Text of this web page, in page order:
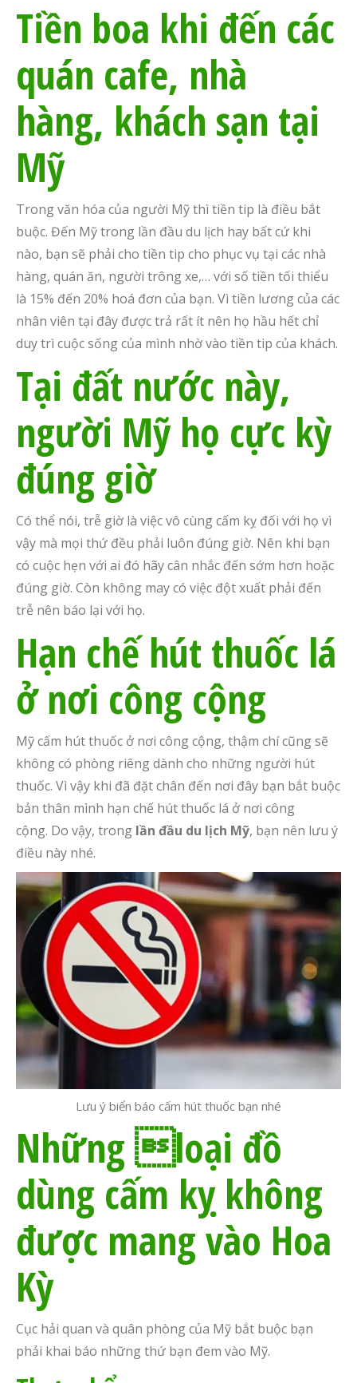
Tiền boa khi đến các
quán cafe, nhà
hàng, khách sạn tại
Mỹ
Trong văn hóa của người Mỹ thì tiền tip là điều bắt
buộc. Đến Mỹ trong lần đầu du lịch hay bất cứ khi
nào, bạn sẽ phải cho tiền tip cho phục vụ tại các nhà
hàng, quán ăn, người trông xe,… với số tiền tối thiểu
là 15% đến 20% hoá đơn của bạn. Vì tiền lươngcủa các
nhân viên tại đây được trả rất ít nên họ hầu hết chỉ
duytrìcuộc sống của mình nhờ vào tiền tip của khách.
Tại đất nước này,
người Mỹ họ cực kỳ
đúng giờ
Có thể nói, trễ giờ là việc vô cùng cấm kỵ đối với họ vì
vậy mà mọi thứ đều phải luôn đúng giờ. Nên khi bạn
có cuộc hẹn với ai đó hãy cân nhắc đến sớm hơn hoặc
đúng giờ. Còn không may có việc đột xuất phải đến
trễ nên báo lại với họ.
Hạn chế hút thuốc lá
ở nơi công cộng
Mỹ cấm hút thuốc ở nơi công cộng, thậm chí cũng sẽ
khôngcó phòng riêng dành cho những người hút
thuốc. Vì vậy khi đã đặt chân đến nơi đây bạn bắt buộc
bản thân mình hạn chế hút thuốc lá ở nơi công
cộng. Do vậy, trong lần đầu du lịch Mỹ, bạn nên lưu ý
điều này nhé.
Lưu ý biển báo cấm hút thuốc bạn nhé
Những loại đồ
dùng cấm kỵ không
được mang vào Hoa
Kỳ
Cục hải quan và quân phòng của Mỹ bắt buộc bạn
phải khai báo những thứ bạn đem vào Mỹ.